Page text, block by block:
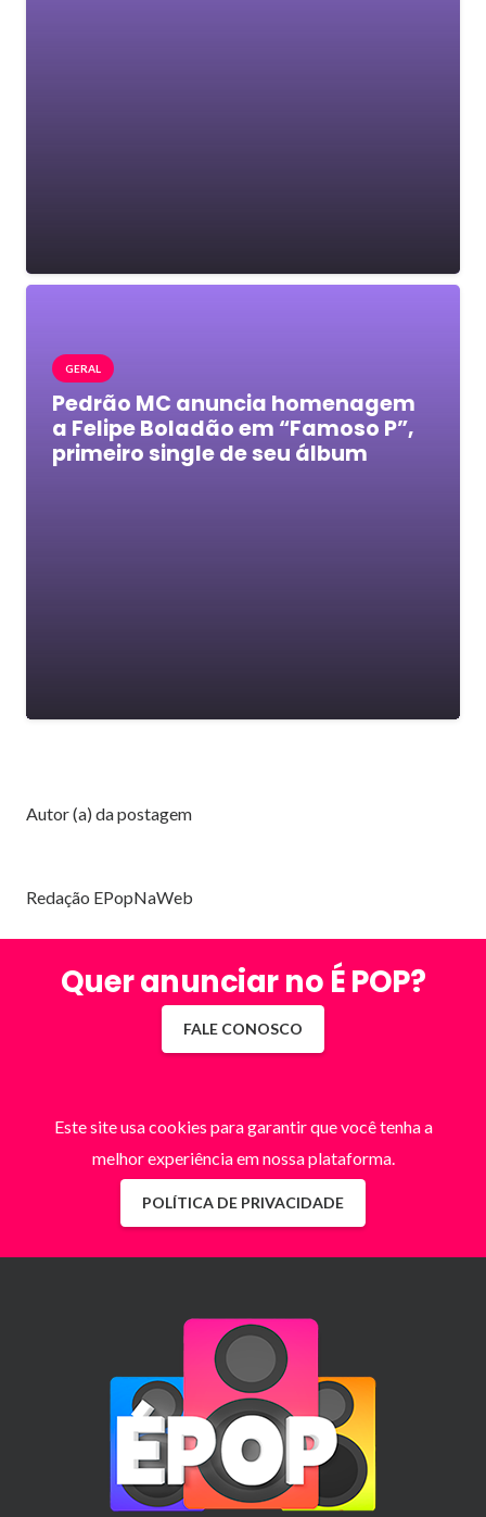
GERAL
Pedrão MC anuncia homenagem
a Felipe Boladão em “Famoso P”,
primeiro single de seu álbum
Autor (a) da postagem
Redação EPopNaWeb
Quer anunciar no É POP?
FALE CONOSCO
Este site usa cookies para garantir que você tenha a
melhor experiência em nossa plataforma.
POLÍTICA DE PRIVACIDADE